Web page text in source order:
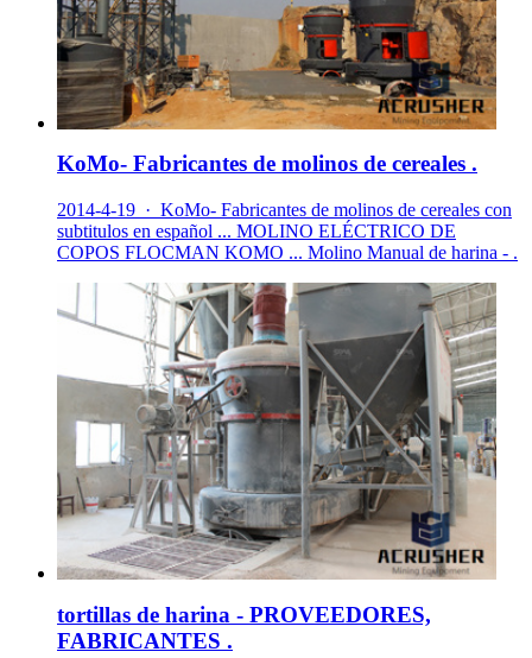
KoMo- Fabricantes de molinos de cereales .
2014-4-19 · KoMo- Fabricantes de molinos de cereales con
subtitulos en español ... MOLINO ELÉCTRICO DE
COPOS FLOCMAN KOMO ... Molino Manual de harina - .
tortillas de harina - PROVEEDORES,
FABRICANTES .